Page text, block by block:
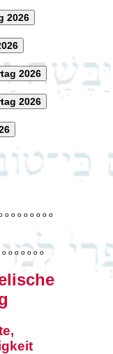
2026
2026
2026
o o o o o o o o
o o o o o o o